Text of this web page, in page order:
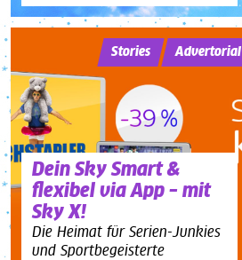
Dein Sky Smart &
flexibel via App – mit
Sky X!
Die Heimat für Serien-Junkies
und Sportbegeisterte
Stories Advertorial